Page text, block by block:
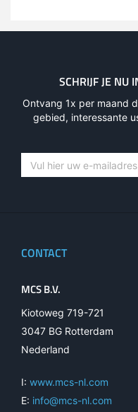
SCHRIJF JE NU
Ontvang 1x per maand
gebied, interessante
CONTACT
MCS B.V.
Kiotoweg 719-721
3047 BG Rotterdam
Nederland
I: www.mcs-nl.com
E: info@mcs-nl.com